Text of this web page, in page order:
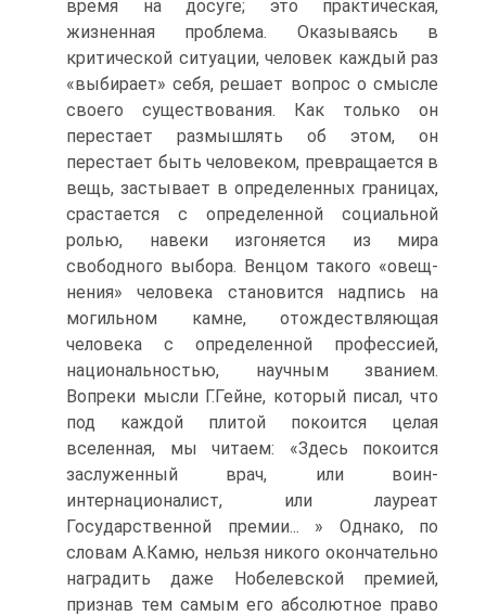
время на досуге; это практическая,
жизненная проблема. Оказываясь в
критической ситуации, человек каждый раз
«выбирает» себя, решает вопрос о смысле
своего существования. Как только он
перестает размышлять об этом, он
перестает быть человеком, превращается в
вещь, застывает в определенных границах,
срастается с определенной социальной
ролью, навеки изгоняется из мира
свободного выбора. Венцом такого «овещ-
нения» человека становится надпись на
могильном камне, отождествляющая
человека с определенной профессией,
национальностью, научным званием.
Вопреки мысли Г.Гейне, который писал, что
под каждой плитой покоится целая
вселенная, мы читаем: «Здесь покоится
заслуженный врач, или воин-
интернационалист, или лауреат
Государственной премии... » Однако, по
словам А.Камю, нельзя никого окончательно
наградить даже Нобелевской премией,
признав тем самым его абсолютное право